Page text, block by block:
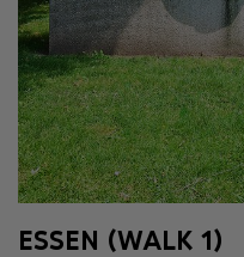
ESSEN (WALK 1)